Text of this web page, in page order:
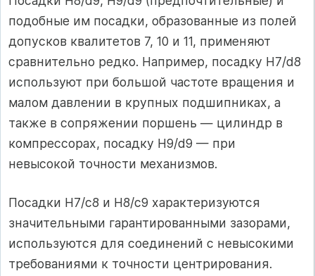
подобные им посадки, образованные из полей
допусков квалитетов 7, 10 и 11, применяют
сравнительно редко. Например, посадку Н7/d8
используют при большой частоте вращения и
малом давлении в крупных подшипниках, а
также в сопряжении поршень — цилиндр в
компрессорах, посадку Н9/d9 — при
невысокой точности механизмов.
Посадки Н7/c8 и Н8/с9 характеризуются
значительными гарантированными зазорами,
используются для соединений с невысокими
требованиями к точности центрирования.